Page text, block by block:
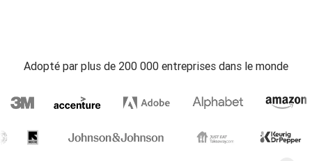
Adopté par plus de 200 000 entreprises dans le monde